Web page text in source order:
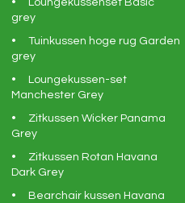
Loungekussenset Basic
grey
Tuinkussen hoge rug Garden
grey
Loungekussen-set
Manchester Grey
Zitkussen Wicker Panama
Grey
Zitkussen Rotan Havana
Dark Grey
Bearchair kussen Havana